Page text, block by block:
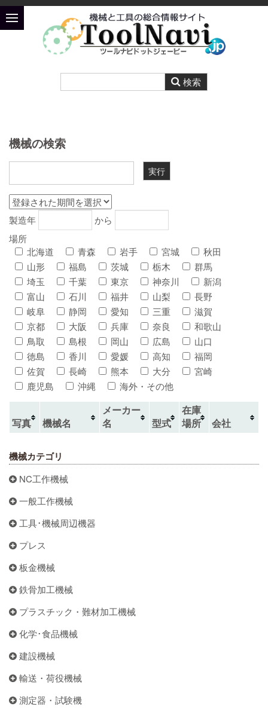
機械の検索
製造年
から
場所
北海道
青森 岩手 宮城
秋田
山形
福島 茨城 栃木
群馬
埼玉
千葉 東京 神奈川
新潟
富山
石川 福井 山梨
長野
岐阜
静岡 愛知 三重
滋賀
京都
大阪 兵庫 奈良
和歌山
鳥取
島根 岡山 広島
山口
徳島
香川 愛媛 高知
福岡
佐賀
長崎 熊本 大分
宮崎
鹿児島
沖縄 海外・その他
写真 機械名
メーカー
名
型式
在庫
場所
会社
機械カテゴリ
NC工作機械
一般工作機械
工具･機械周辺機器
プレス
板金機械
鉄骨加工機械
プラスチック・難材加工機械
化学･食品機械
建設機械
輸送・荷役機械
測定器・試験機